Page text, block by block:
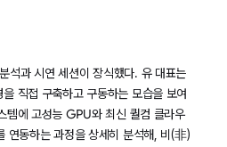
석과 시연 세션이 장식했다. 유 대표는
직접 구축하고 구동하는 모습을 보여
에 고성능 GPU와 최신 퀄컴 클라우
연동하는 과정을 상세히 분석해, 비(非)